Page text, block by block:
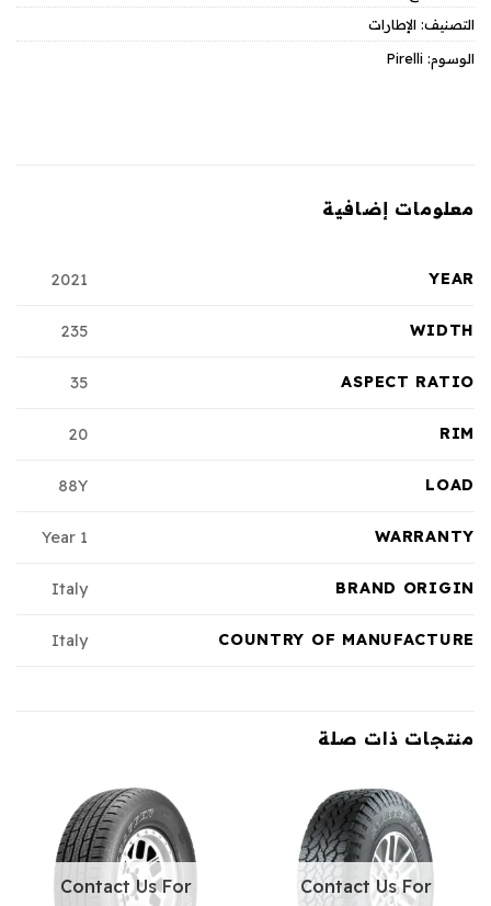
التصنيف: الإطارات
الوسوم: Pirelli
معلومات إضافية
YEAR
2021
WIDTH
235
ASPECT RATIO
35
RIM
20
LOAD
88Y
WARRANTY
1 Year
BRAND ORIGIN
Italy
COUNTRY OF MANUFACTURE
Italy
منتجات ذات صلة
Contact Us For
Contact Us For